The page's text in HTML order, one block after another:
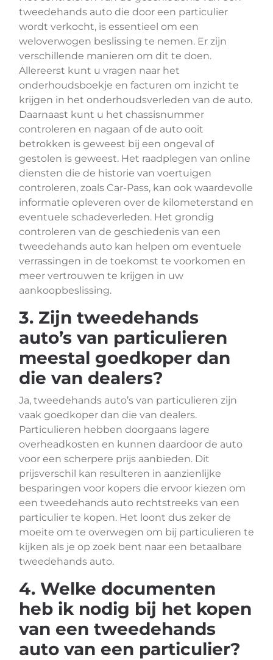
tweedehands auto die door een particulier
wordt verkocht, is essentieel om een
weloverwogen beslissing te nemen. Er zijn
verschillende manieren om dit te doen.
Allereerst kunt u vragen naar het
onderhoudsboekje en facturen om inzicht te
krijgen in het onderhoudsverleden van de auto.
Daarnaast kunt u het chassisnummer
controleren en nagaan of de auto ooit
betrokken is geweest bij een ongeval of
gestolen is geweest. Het raadplegen van online
diensten die de historie van voertuigen
controleren, zoals Car-Pass, kan ook waardevolle
informatie opleveren over de kilometerstand en
eventuele schadeverleden. Het grondig
controleren van de geschiedenis van een
tweedehands auto kan helpen om eventuele
verrassingen in de toekomst te voorkomen en
meer vertrouwen te krijgen in uw
aankoopbeslissing.
3. Zijn tweedehands
auto’s van particulieren
meestal goedkoper dan
die van dealers?
Ja, tweedehands auto’s van particulieren zijn
vaak goedkoper dan die van dealers.
Particulieren hebben doorgaans lagere
overheadkosten en kunnen daardoor de auto
voor een scherpere prijs aanbieden. Dit
prijsverschil kan resulteren in aanzienlijke
besparingen voor kopers die ervoor kiezen om
een tweedehands auto rechtstreeks van een
particulier te kopen. Het loont dus zeker de
moeite om te overwegen om bij particulieren te
kijken als je op zoek bent naar een betaalbare
tweedehands auto.
4. Welke documenten
heb ik nodig bij het kopen
van een tweedehands
auto van een particulier?